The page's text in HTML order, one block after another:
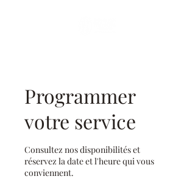
Programmer
votre service
Consultez nos disponibilités et
réservez la date et l'heure qui vous
conviennent.